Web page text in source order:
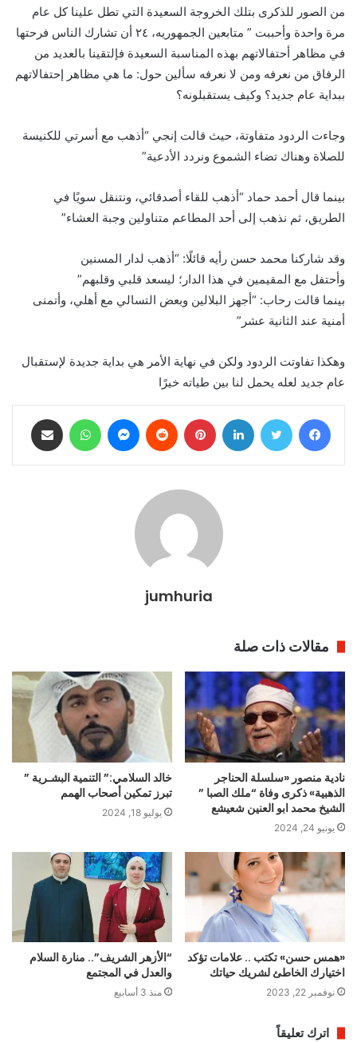
من الصور للذكرى بتلك الخروجة السعيدة التي تطل علينا كل عام
مرة واحدة وأحببت ” متابعين الجمهوريه، ٢٤ أن تشارك الناس فرحتها
في مظاهر أحتفالاتهم بهذه المناسبة السعيدة فإلتقينا بالعديد من
الرفاق من نعرفه ومن لا نعرفه سألين حول: ما هي مظاهر إحتفالاتهم
ببداية عام جديد؟ وكيف يستقبلونه؟
وجاءت الردود متفاوتة، حيث قالت إنجي “أذهب مع أسرتي للكنيسة
للصلاة وهناك تضاء الشموع ونردد الأدعية”
بينما قال أحمد حماد “أذهب للقاء أصدقائي، ونتنقل سويًا في
الطريق، ثم نذهب إلى أحد المطاعم متناولين وجبة العشاء”
وقد شاركنا محمد حسن رأيه قائلًا: “أذهب لدار المسنين
وأحتفل مع المقيمين في هذا الدار؛ ليسعد قلبي وقلبهم”
بينما قالت رحاب: “أجهز البلالين وبعض التسالي مع أهلي، وأتمنى
أمنية عند الثانية عشر”
وهكذا تفاوتت الردود ولكن في نهاية الأمر هي بداية جديدة لإستقبال
عام جديد لعله يحمل لنا بين طياته خيرًا
فيسبوك تويتر لينكدإن بينتيريست ماسنجر واتساب
jumhuria
مقالات ذات صلة
نادية منصور «سلسلة الحناجر
الذهبية» ذكرى وفاة “ملك الصبا ”
الشيخ محمد ابو العنين شعيشع
يونيو 24, 2024
خالد السلامي:” التنمية البشـرية ”
تبرز تمكين أصحاب الهمم
يوليو 18, 2024
«همس حسن» تكتب .. علامات تؤكد
اختيارك الخاطئ لشريك حياتك
نوفمبر 22, 2023
“الأزهر الشريف”.. منارة السلام
والعدل في المجتمع
منذ 3 أسابيع
اترك تعليقاً